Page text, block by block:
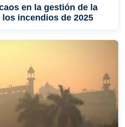
en la gestión de la
incendios de 2025